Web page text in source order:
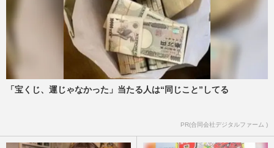
「宝くじ、運じゃなかった」当たる人は“同じこと”してる
PR(合同会社デジタルファーム )